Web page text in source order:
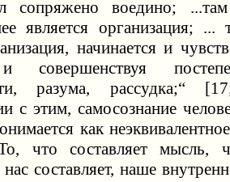
сопряжено воедино;
является организация;
начинается и
совершенствуя
разума,
с этим, самосознание
как
что составляет мысль,
составляет, наше